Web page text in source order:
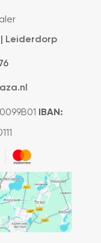
| Leiderdorp
IBAN: